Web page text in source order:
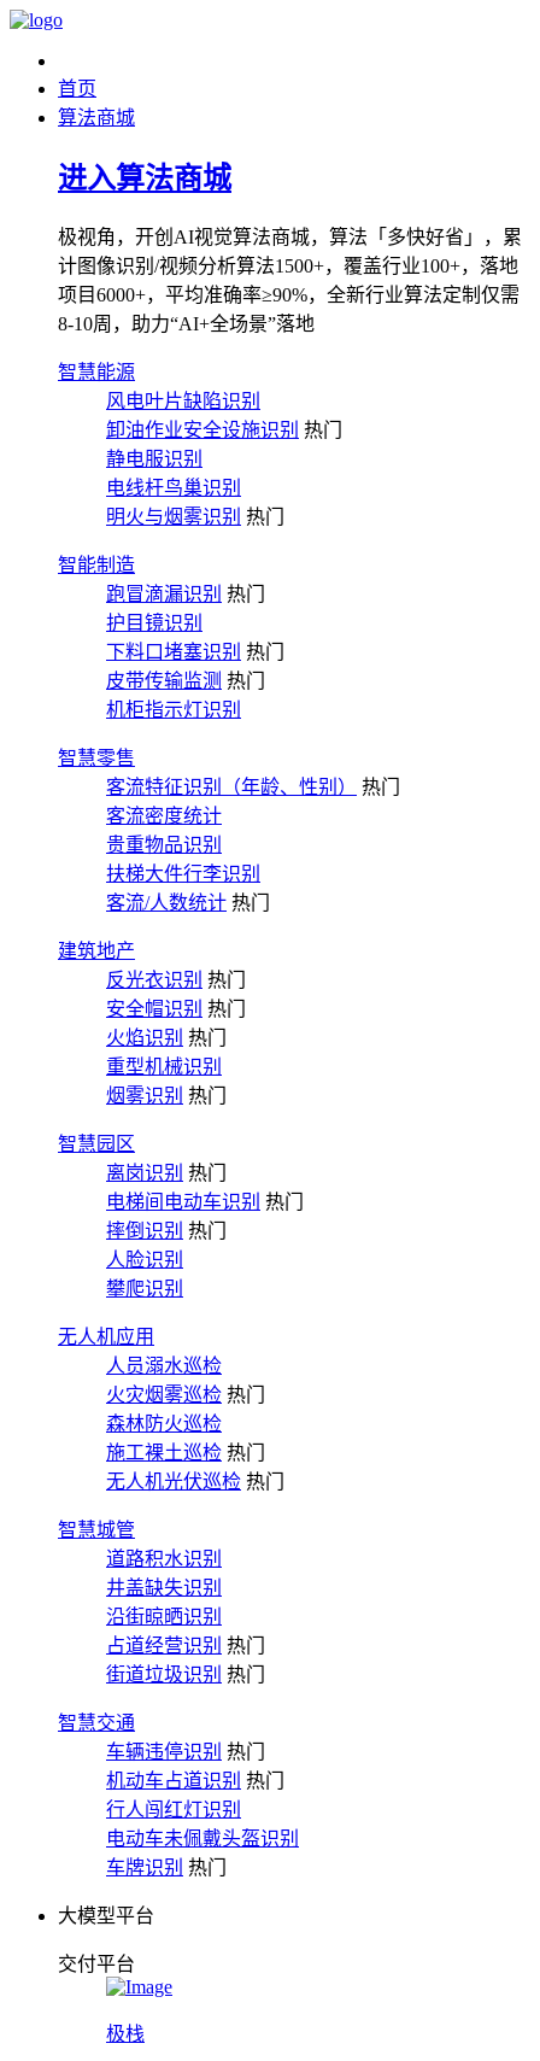
首页
算法商城
进入算法商城
极视角，开创AI视觉算法商城，算法「多快好省」，累
计图像识别/视频分析算法1500+，覆盖行业100+，落地
项目6000+，平均准确率≥90%，全新行业算法定制仅需
8-10周，助力“AI+全场景”落地
智慧能源
风电叶片缺陷识别
卸油作业安全设施识别 热门
静电服识别
电线杆鸟巢识别
明火与烟雾识别 热门
智能制造
跑冒滴漏识别 热门
护目镜识别
下料口堵塞识别 热门
皮带传输监测 热门
机柜指示灯识别
智慧零售
客流特征识别（年龄、性别）
热门
客流密度统计
贵重物品识别
扶梯大件行李识别
客流/人数统计 热门
建筑地产
反光衣识别 热门
安全帽识别 热门
火焰识别 热门
重型机械识别
烟雾识别 热门
智慧园区
离岗识别 热门
电梯间电动车识别 热门
摔倒识别 热门
人脸识别
攀爬识别
无人机应用
人员溺水巡检
火灾烟雾巡检 热门
森林防火巡检
施工裸土巡检 热门
无人机光伏巡检 热门
智慧城管
道路积水识别
井盖缺失识别
沿街晾晒识别
占道经营识别 热门
街道垃圾识别 热门
智慧交通
车辆违停识别 热门
机动车占道识别 热门
行人闯红灯识别
电动车未佩戴头盔识别
车牌识别 热门
大模型平台
交付平台
极栈